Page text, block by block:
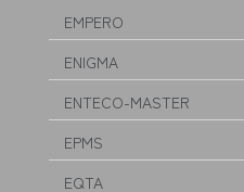
EMPERO
ENIGMA
ENTECO-MASTER
EPMS
EQTA